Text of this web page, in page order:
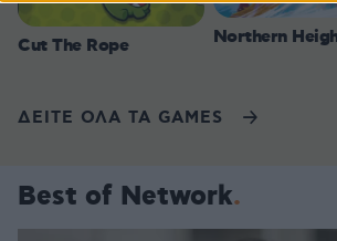
Cut The Rope Northern
ΔΕΙΤΕ ΟΛΑ ΤΑ GAMES
Best of Network